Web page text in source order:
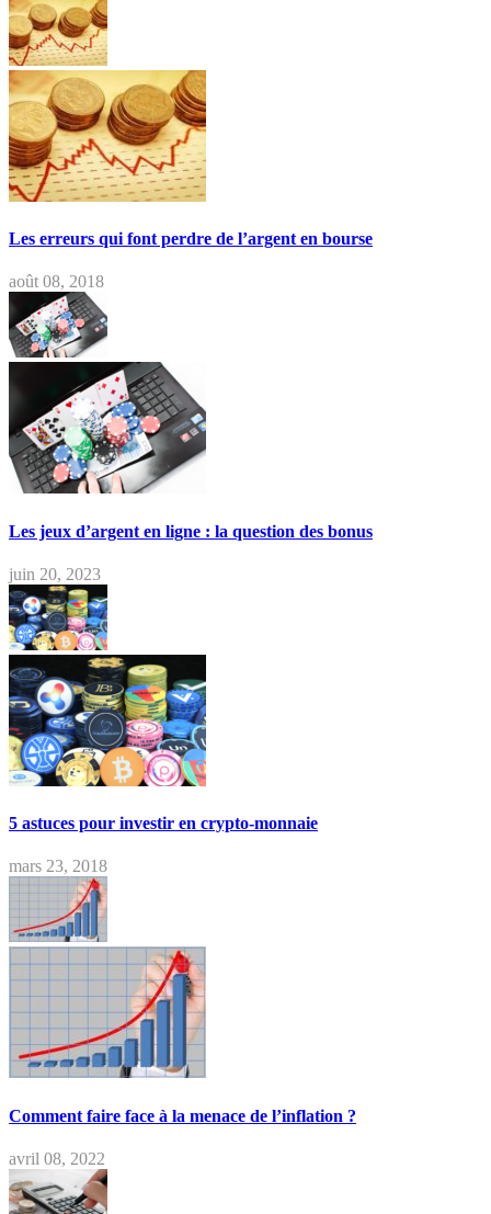
Les erreurs qui font perdre de l’argent en bourse
août 08, 2018
Les jeux d’argent en ligne : la question des bonus
juin 20, 2023
5 astuces pour investir en crypto-monnaie
mars 23, 2018
Comment faire face à la menace de l’inflation ?
avril 08, 2022